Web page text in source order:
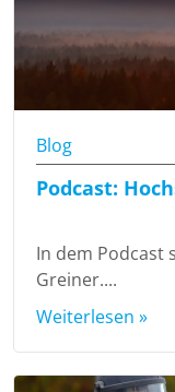
Blog
Podcast:
In dem Podcast
Greiner....
Weiterlesen »